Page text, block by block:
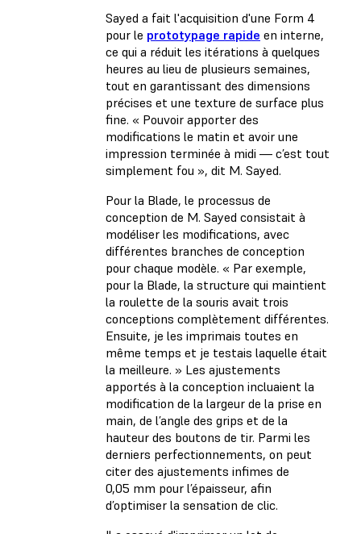
Sayed a fait l'acquisition d'une Form 4
pour le prototypage rapide en interne,
ce qui a réduit les itérations à quelques
heures au lieu de plusieurs semaines,
tout en garantissant des dimensions
précises et une texture de surface plus
fine. « Pouvoir apporter des
modifications le matin et avoir une
impression terminée à midi — c’est tout
simplement fou », dit M. Sayed.
Pour la Blade, le processus de
conception de M. Sayed consistait à
modéliser les modifications, avec
différentes branches de conception
pour chaque modèle. « Par exemple,
pour la Blade, la structure qui maintient
la roulette de la souris avait trois
conceptions complètement différentes.
Ensuite, je les imprimais toutes en
même temps et je testais laquelle était
la meilleure. » Les ajustements
apportés à la conception incluaient la
modification de la largeur de la prise en
main, de l’angle des grips et de la
hauteur des boutons de tir. Parmi les
derniers perfectionnements, on peut
citer des ajustements infimes de
0,05 mm pour l’épaisseur, afin
d’optimiser la sensation de clic.